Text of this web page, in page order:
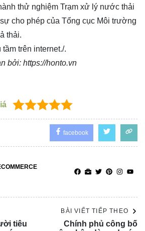
thử nghiệm Trạm xử lý nước thải
cho phép của Tổng cục Môi trường
thải.
trên internet./.
bởi: https://honto.vn
facebook
tiêu
BÀI VIẾT TIẾP THEO
Chính phủ công bố